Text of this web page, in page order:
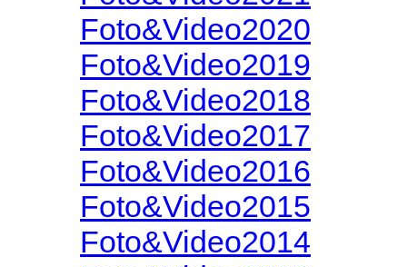
Foto&Video2020
Foto&Video2019
Foto&Video2018
Foto&Video2017
Foto&Video2016
Foto&Video2015
Foto&Video2014